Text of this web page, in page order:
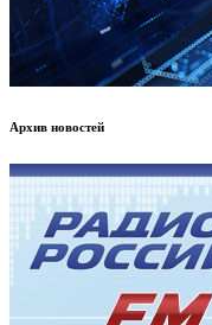
Архив новостей